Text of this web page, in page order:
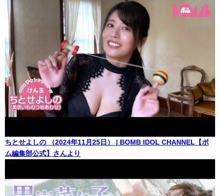
ちとせよしの （2024年11月25日） | BOMB IDOL CHANNEL【ボ
ム編集部公式】さんより